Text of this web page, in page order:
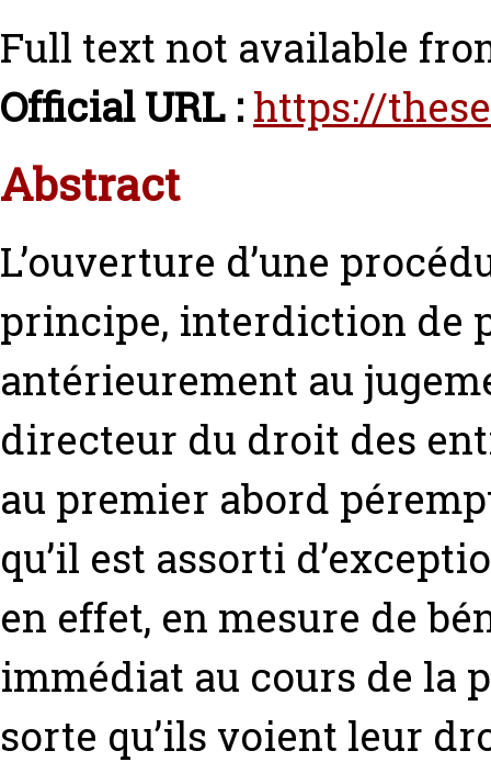
Full text not available
Official URL : https://
Abstract
L’ouverture d’une
principe, interdiction de
antérieurement au
directeur du droit des
au premier abord
qu’il est assorti
en effet, en mesure de
immédiat au cours de la
sorte qu’ils voient leur